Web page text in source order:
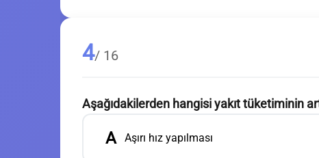
4/ 16
Aşağıdakilerden hangisi yakıt tüketiminin
A Aşırı hız yapılması